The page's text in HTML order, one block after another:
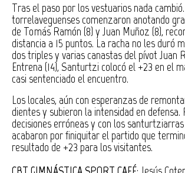
Tras el paso por los vestuarios nada
torrelaveguenses comenzaron anotando
de Tomás Ramón (8) y Juan Muñoz (8),
distancia a 15 puntos. La racha no les duró
dos triples y varias canastas del pívot Juan
Entrena (14), Santurtzi colocó el +23 en el
casi sentenciado el encuentro.
Los locales, aún con esperanzas de
dientes y subieron la intensidad en defensa.
decisiones erróneas y con los
acabaron por finiquitar el partido que
resultado de +23 para los visitantes.